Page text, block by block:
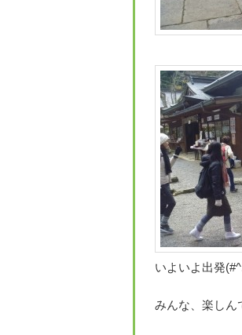
いよいよ出発
みんな、楽しん